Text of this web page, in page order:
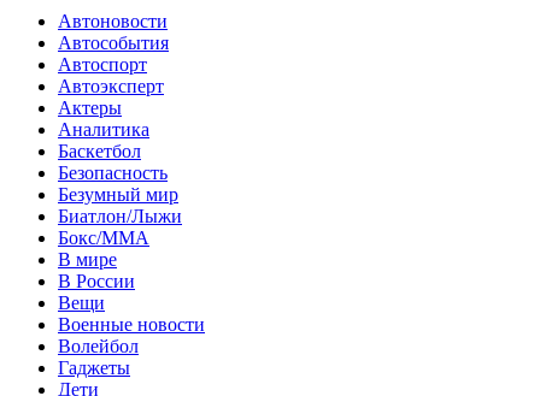
Автоновости
Автособытия
Автоспорт
Автоэксперт
Актеры
Аналитика
Баскетбол
Безопасность
Безумный мир
Биатлон/Лыжи
Бокс/MMA
В мире
В России
Вещи
Военные новости
Волейбол
Гаджеты
Дети